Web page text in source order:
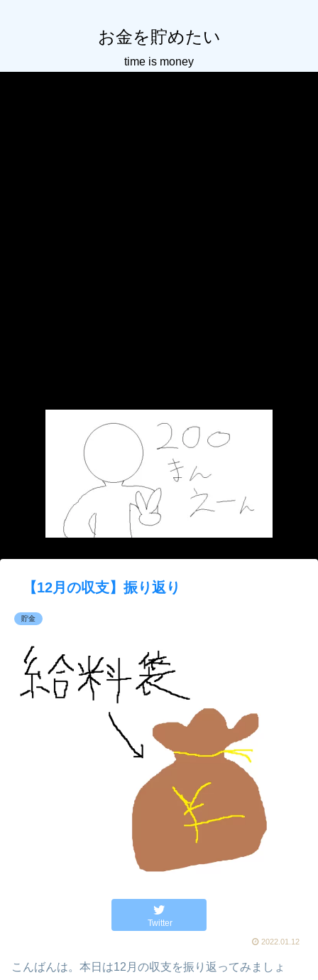
お金を貯めたい
【12月の収支】振り返り
貯金
Twitter
2022.01.12
こんばんは。本日は12月の収支を振り返ってみましょ